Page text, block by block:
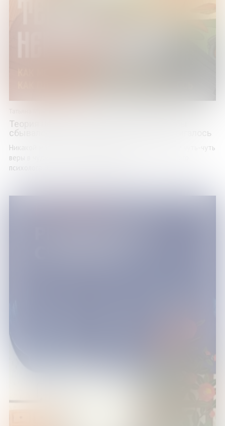
Теория невероятности: как мечтать, чтобы
сбывалось, как планировать, чтобы достигалось
Никакой магии. Только здравый смысл, психология и чуть-чуть
веры в чудеса. Книга Татьяны Мужицкой – известного
психолога, тренера и телеведущей ...